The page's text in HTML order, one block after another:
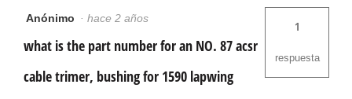
Anónimo · hace 2 años
what is the part number for an NO. 87 acsr
cable trimer, bushing for 1590 lapwing
1
respuesta